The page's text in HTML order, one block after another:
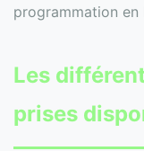
programmation en
Les
prises